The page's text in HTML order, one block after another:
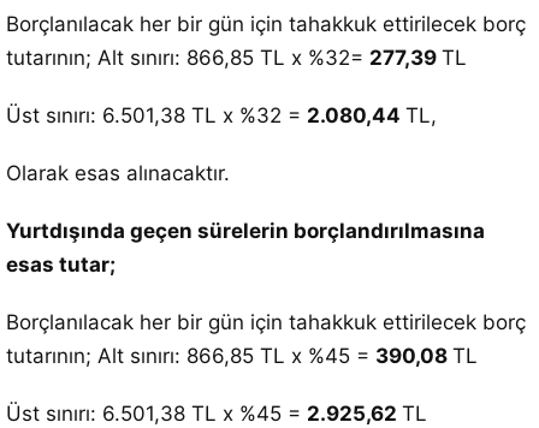
Borçlanılacak her bir gün için tahakkuk ettirilecek borç
tutarının; Alt sınırı: 866,85 TL x %32= 277,39 TL
Üst sınırı: 6.501,38 TL x %32 = 2.080,44 TL,
Olarak esas alınacaktır.
Yurtdışında geçen sürelerin borçlandırılmasına
esas tutar;
Borçlanılacak her bir gün için tahakkuk ettirilecek borç
tutarının; Alt sınırı: 866,85 TL x %45 = 390,08 TL
Üst sınırı: 6.501,38 TL x %45 = 2.925,62 TL